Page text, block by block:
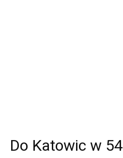
Do Katowic w